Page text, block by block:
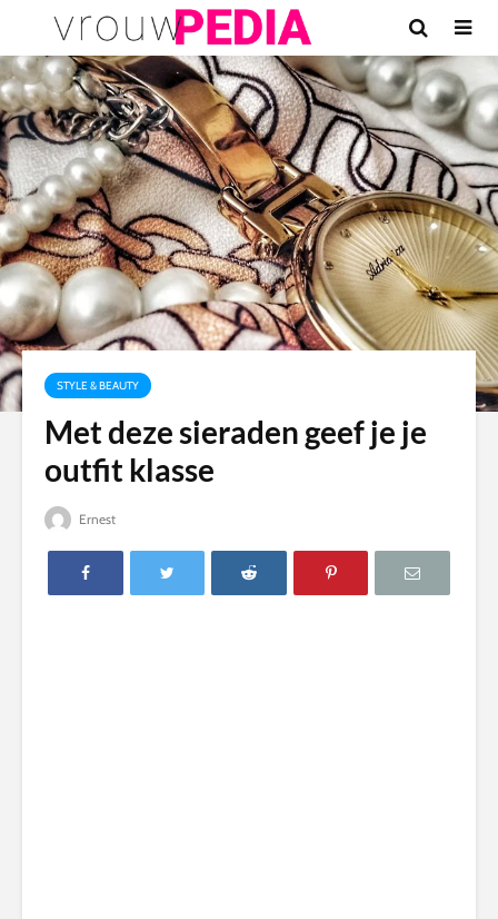
STYLE & BEAUTY
Met deze sieraden geef je je
outfit klasse
Ernest